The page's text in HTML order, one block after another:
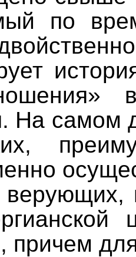
по
На самом